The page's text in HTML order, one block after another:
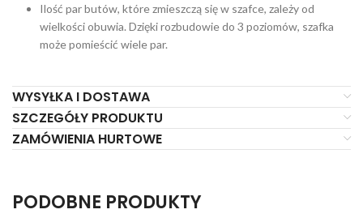
Ilość par butów, które zmieszczą się w szafce, zależy od
wielkości obuwia. Dzięki rozbudowie do 3 poziomów, szafka
może pomieścić wiele par.
WYSYŁKA I DOSTAWA
SZCZEGÓŁY PRODUKTU
ZAMÓWIENIA HURTOWE
PODOBNE PRODUKTY